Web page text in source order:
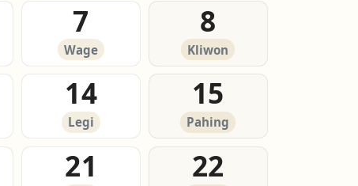
7
Wage
8
Kliwon
14
Legi
15
Pahing
21 22